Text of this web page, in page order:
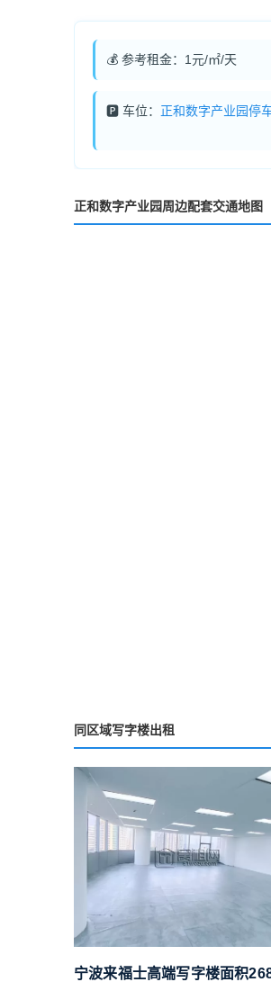
💰 参考租金：1元/㎡/天
🅿️ 车位： 正和数字产业园停
正和数字产业园周边配套交通地图
同区域写字楼出租
宁波来福士高端写字楼面积